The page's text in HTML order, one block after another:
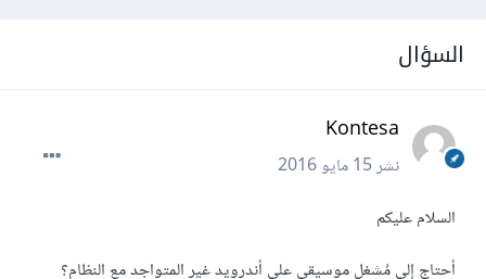
السؤال
Kontesa
نشر15 مايو 2016
السلام عليكم
أحتاج إلى مُشغل موسيقى على أندرويد غير المتواجد مع النظام؟